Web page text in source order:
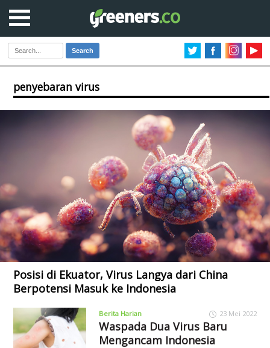
Search
penyebaran virus
Posisi di Ekuator, Virus Langya dari China
Berpotensi Masuk ke Indonesia
Berita Harian 23 Mei 2022
Waspada Dua Virus Baru
Mengancam Indonesia